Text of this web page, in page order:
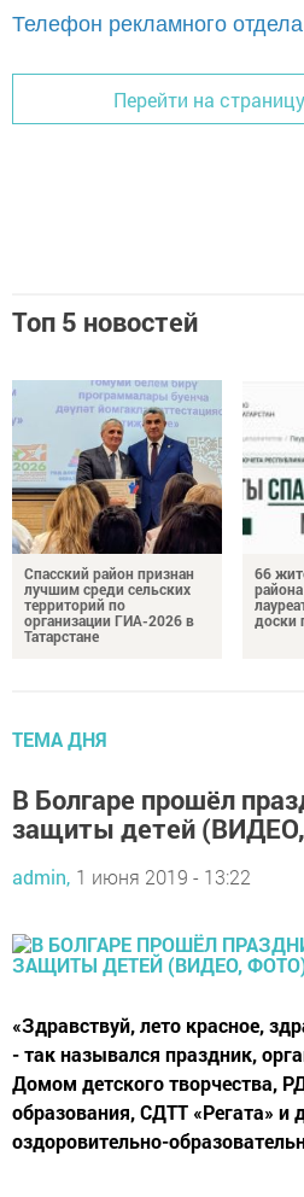
Телефон рекламного отдела
Перейти на
Топ 5 новостей
Спасский район признан
лучшим среди сельских
территорий по
организации ГИА-2026 в
Татарстане
66
доски
ТЕМА ДНЯ
В Болгаре прошёл
защиты детей
admin, 1 июня 2019 - 13:22
«Здравствуй, лето красное,
- так назывался праздник,
Домом детского творчества,
образования, СДТТ «Регата» и
оздоровительно-